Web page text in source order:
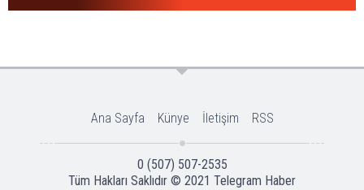
Ana Sayfa Künye İletişim RSS
0 (507) 507-2535
Tüm Hakları Saklıdır © 2021 Telegram Haber